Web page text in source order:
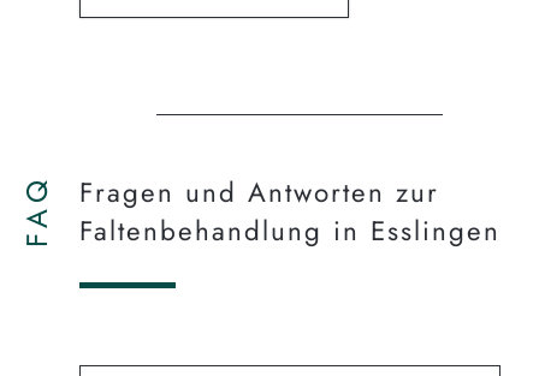
FAQ
Fragen und Antworten zur
Faltenbehandlung in Esslingen